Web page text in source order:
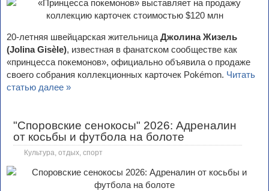
20-летняя швейцарская жительница Джолина Жизель
(Jolina Gisèle), известная в фанатском сообществе как
«принцесса покемонов», официально объявила о продаже
своего собрания коллекционных карточек Pokémon. Читать
статью далее »
"Споровские сенокосы" 2026: Адреналин
от косьбы и футбола на болоте
Культура, отдых, спорт